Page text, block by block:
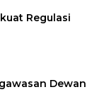
Regulasi
Dewan